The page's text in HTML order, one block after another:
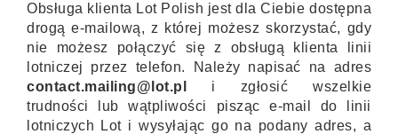
Obsługa klienta Lot Polish jest dla Ciebie dostępna
drogą e-mailową, z której możesz skorzystać, gdy
nie możesz połączyć się z obsługą klienta linii
lotniczej przez telefon. Należy napisać na adres
contact.mailing@lot.pl
i zgłosić wszelkie
trudności lub wątpliwości pisząc e-mail do linii
lotniczych Lot i wysyłając go na podany adres, a